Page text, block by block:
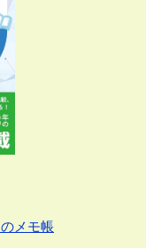
メモ帳